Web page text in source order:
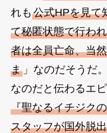
れも公式HPを見て
て秘匿状態で行わ
者は全員亡命、当
ま」なのだそうだ。
なのだと伝わるエ
『聖なるイチジク
スタッフが国外脱